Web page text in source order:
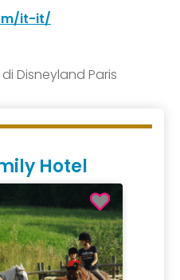
it-it/
Disneyland Paris
Hotel